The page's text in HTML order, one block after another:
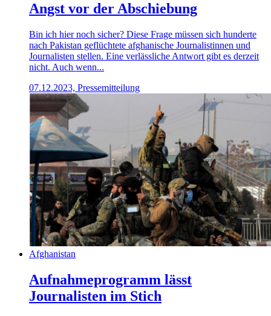
Angst vor der Abschiebung
Bin ich hier noch sicher? Diese Frage müssen sich hunderte
nach Pakistan geflüchtete afghanische Journalistinnen und
Journalisten stellen. Eine verlässliche Antwort gibt es derzeit
nicht. Auch wenn...
07.12.2023, Pressemitteilung
Afghanistan
Aufnahmeprogramm lässt
Journalisten im Stich